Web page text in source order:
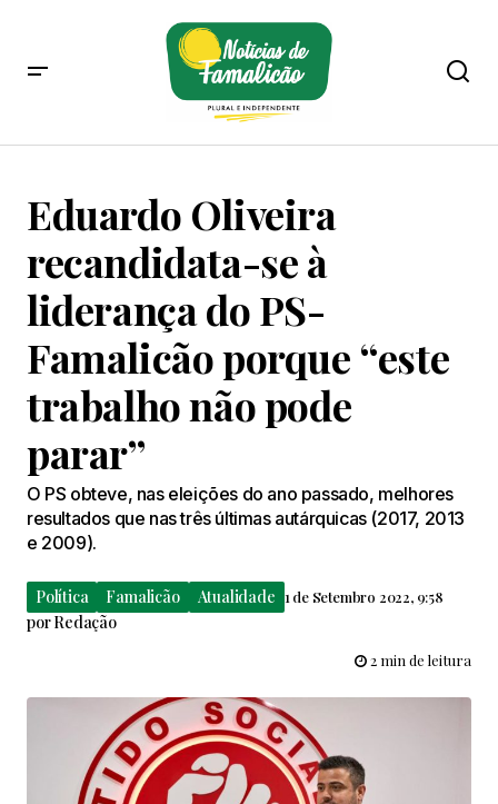
Eduardo Oliveira
recandidata-se à
liderança do PS-
Famalicão porque “este
trabalho não pode
parar”
O PS obteve, nas eleições do ano passado, melhores
resultados que nas três últimas autárquicas (2017, 2013
e 2009).
Política Famalicão Atualidade 1 de Setembro 2022, 9:58
porRedação
2 min de leitura